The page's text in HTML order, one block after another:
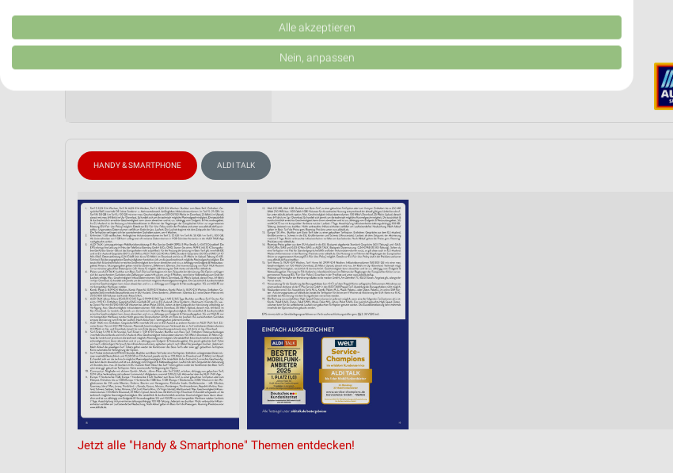
HANDY & SMARTPHONE ALDI TALK
Jetzt alle "Handy & Smartphone" Themen entdecken!
Verwendung reduzierter Daten zur Auswahl von Werbeanzeigen
Erstellung von Profilen für personalisierte Werbung
Verwendung von Profilen zur Auswahl personalisierter Inhalte
Messung der Werbeleistung
Messung der Performance von Inhalten
Analyse von Zielgruppen durch Statistiken oder Kombinationen von Daten aus verschiedenen
Entwicklung und Verbesserung der Angebote
Verwendung reduzierter Daten zur Auswahl von Inhalten
IAB-Besonderheiten:
Verwendung genauer Standortdaten
Geräte anhand von aktiv angeforderten Informationen identifizieren
Alle akzeptieren
Nein, anpassen